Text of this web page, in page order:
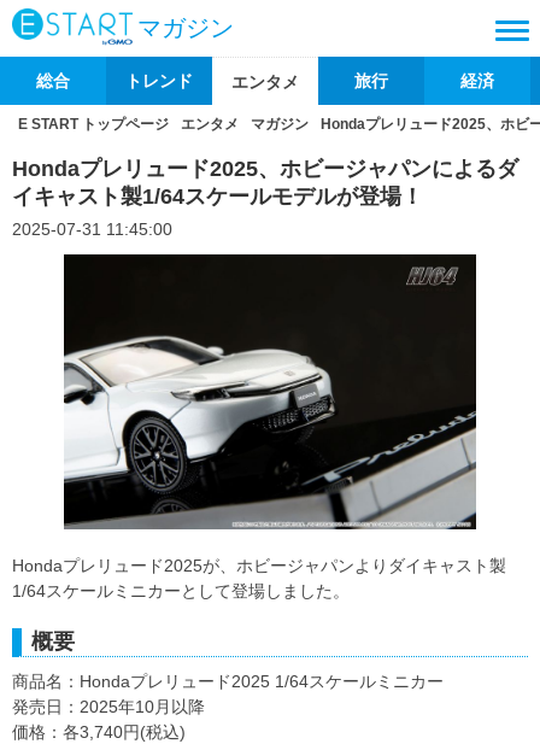
マガジン
総合 トレンド エンタメ 旅行 経済
E START トップページ エンタメ マガジン Hondaプレリュード2025、ホビ
Hondaプレリュード2025、ホビージャパンによるダ
イキャスト製1/64スケールモデルが登場！
2025-07-31 11:45:00
Hondaプレリュード2025が、ホビージャパンよりダイキャスト製
1/64スケールミニカーとして登場しました。
概要
商品名：Hondaプレリュード2025 1/64スケールミニカー
発売日：2025年10月以降
価格：各3,740円(税込)